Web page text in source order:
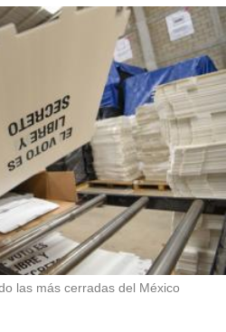
las más cerradas del México